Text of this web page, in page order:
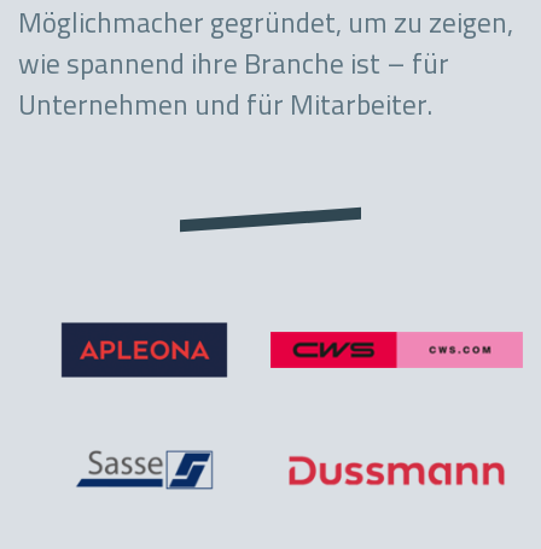
Möglichmacher gegründet, um zu zeigen,
wie spannend ihre Branche ist – für
Unternehmen und für Mitarbeiter.